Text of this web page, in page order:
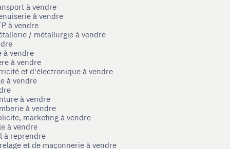
à vendre
à vendre
à vendre
/ métallurgie à vendre
à vendre
à vendre
et d'électronique à vendre
à vendre
à vendre
à vendre
marketing à vendre
à vendre
à reprendre
et de maçonnerie à vendre